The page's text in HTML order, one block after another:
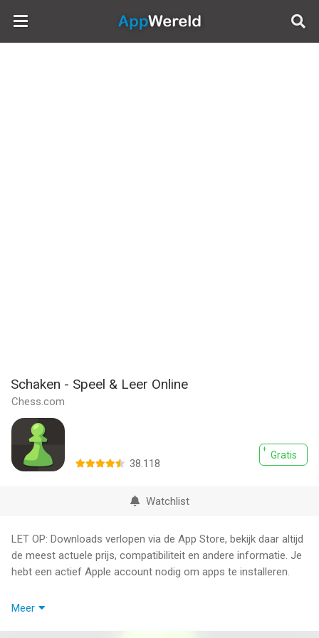
AppWereld
Schaken - Speel & Leer Online
Chess.com
Gratis
38.118
Watchlist
LET OP: Downloads verlopen via de App Store, bekijk daar altijd
de meest actuele prijs, compatibiliteit en andere informatie. Je
hebt een actief Apple account nodig om apps te installeren.
Speel online schaakpartijen met meer dan 250 miljoen spelers
Meer